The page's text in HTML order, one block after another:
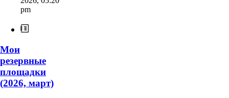
pm
Мои
резервные
площадки
(2026, март)